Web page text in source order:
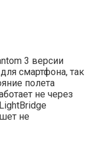
3 версии
смартфона, так
полета
не через
не